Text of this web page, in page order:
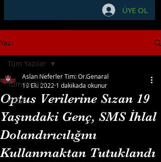
ÜYE OL
Yazı
Tüm Yazılar
KİTAP
Tüm Yazılar
Optus Verilerine Sızan 19
Yaşındaki Genç, SMS İhlal
Dolandırıcılığını
Kullanmaktan Tutuklandı
Aslan Neferler Tim: Or.Genaral
19 Eki 2022 1 dakikada okunur